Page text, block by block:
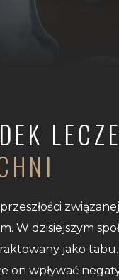
W dzisiejszym
jako tabu.
on wpływać